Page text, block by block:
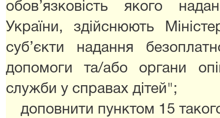
обов’язковість якого
України, здійснюють
суб’єкти надання
допомоги та/або органи
служби у справах дітей";
доповнити пунктом 15